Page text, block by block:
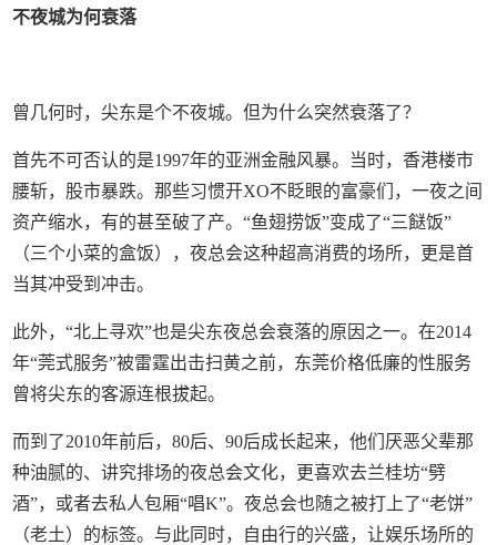
不夜城为何衰落
曾几何时，尖东是个不夜城。但为什么突然衰落了？
首先不可否认的是1997年的亚洲金融风暴。当时，香港楼市
腰斩，股市暴跌。那些习惯开XO不眨眼的富豪们，一夜之间
资产缩水，有的甚至破了产。“鱼翅捞饭”变成了“三餸饭”
（三个小菜的盒饭），夜总会这种超高消费的场所，更是首
当其冲受到冲击。
此外，“北上寻欢”也是尖东夜总会衰落的原因之一。在2014
年“莞式服务”被雷霆出击扫黄之前，东莞价格低廉的性服务
曾将尖东的客源连根拔起。
而到了2010年前后，80后、90后成长起来，他们厌恶父辈那
种油腻的、讲究排场的夜总会文化，更喜欢去兰桂坊“劈
酒”，或者去私人包厢“唱K”。夜总会也随之被打上了“老饼”
（老土）的标签。与此同时，自由行的兴盛，让娱乐场所的